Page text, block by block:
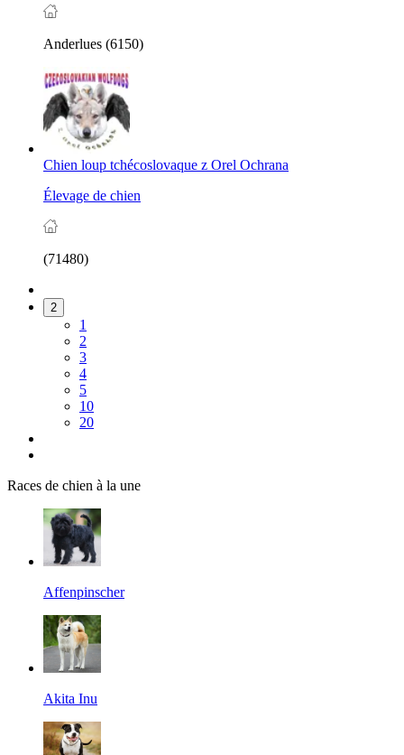
Anderlues (6150)
Chien loup tchécoslovaque z Orel Ochrana
Élevage de chien
(71480)
2
1
2
3
4
5
10
20
Races de chien à la une
Affenpinscher
Akita Inu